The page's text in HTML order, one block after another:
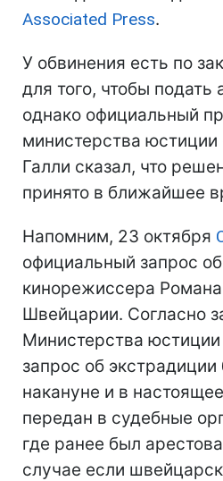
Associated Press.
У обвинения есть по
для того, чтобы подать
однако официальный
министерства
Галли сказал, что
принято в ближайшее
Напомним, 23 октября
официальный запрос
кинорежиссера
Швейцарии. Согласно
Министерства
запрос об
накануне и в
передан в судебные
где ранее был
случае если